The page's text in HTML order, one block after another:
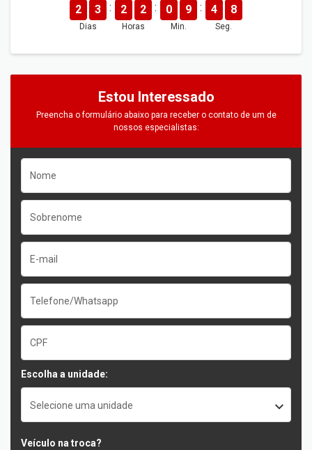
2 3
Dias
2 2
Horas
0 9
Min.
4 8
Seg.
Estou Interessado
Preencha o formulário abaixo para receber o contato de um de
nossos especialistas:
Escolha a unidade:
Selecione uma unidade
Veículo na troca?